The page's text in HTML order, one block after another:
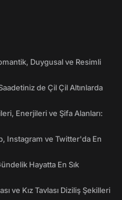
Duygusal ve Resimli
de Çil Çil Altınlarda
Enerjileri ve Şifa Alanları:
Instagram ve Twitter'da En
Hayatta En Sık
ve Kız Tavlası Diziliş Şekilleri